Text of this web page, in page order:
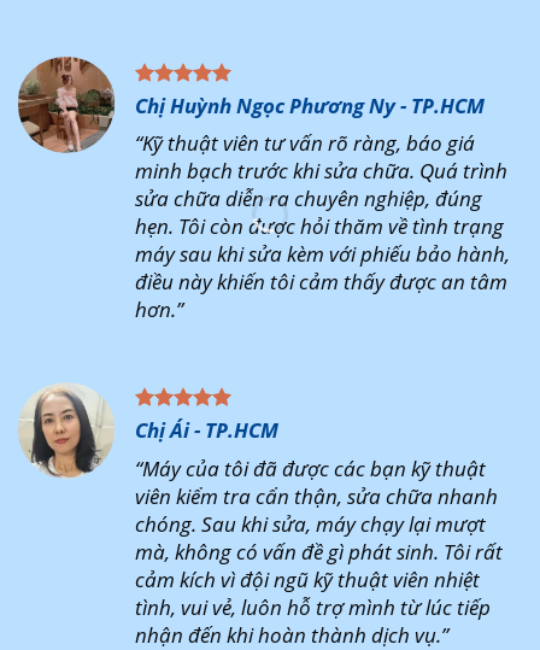
Chị Huỳnh Ngọc Phương Ny - TP.HCM
“Kỹ thuật viên tư vấn rõ ràng, báo giá
minh bạch trước khi sửa chữa. Quá trình
sửa chữa diễn ra chuyên nghiệp, đúng
hẹn. Tôi còn được hỏi thăm về tình trạng
máy sau khi sửa kèm với phiếu bảo hành,
điều này khiến tôi cảm thấy được an tâm
hơn.”
Chị Ái - TP.HCM
“Máy của tôi đã được các bạn kỹ thuật
viên kiểm tra cẩn thận, sửa chữa nhanh
chóng. Sau khi sửa, máy chạy lại mượt
mà, không có vấn đề gì phát sinh. Tôi rất
cảm kích vì đội ngũ kỹ thuật viên nhiệt
tình, vui vẻ, luôn hỗ trợ mình từ lúc tiếp
nhận đến khi hoàn thành dịch vụ.”